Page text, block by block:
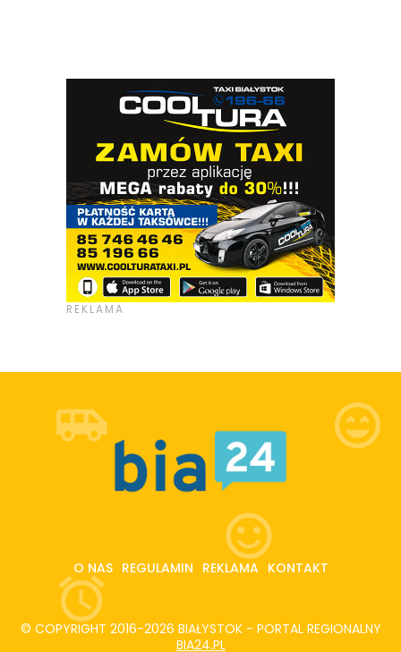
O NAS REGULAMIN REKLAMA KONTAKT
© COPYRIGHT 2016-2026 BIAŁYSTOK - PORTAL REGIONALNY
BIA24.PL